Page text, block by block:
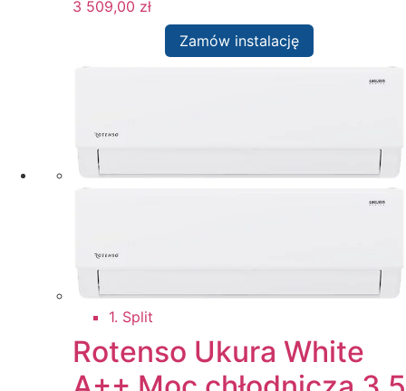
3 509,00 zł
Zamów instalację
1. Split
Rotenso Ukura White